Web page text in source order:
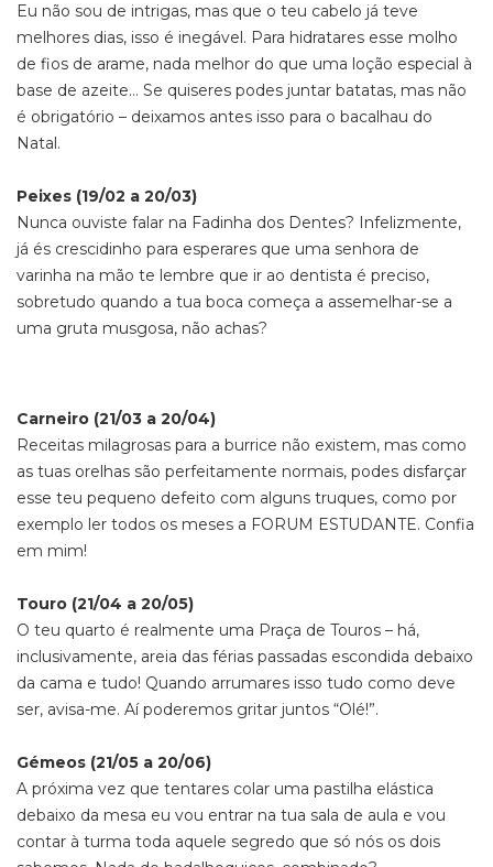
Eu não sou de intrigas, mas que o teu cabelo já teve
melhores dias, isso é inegável. Para hidratares esse molho
de fios de arame, nada melhor do que uma loção especial à
base de azeite… Se quiseres podes juntar batatas, mas não
é obrigatório – deixamos antes isso para o bacalhau do
Natal.
Peixes (19/02 a 20/03)
Nunca ouviste falar na Fadinha dos Dentes? Infelizmente,
já és crescidinho para esperares que uma senhora de
varinha na mão te lembre que ir ao dentista é preciso,
sobretudo quando a tua boca começa a assemelhar-se a
uma gruta musgosa, não achas?
Carneiro (21/03 a 20/04)
Receitas milagrosas para a burrice não existem, mas como
as tuas orelhas são perfeitamente normais, podes disfarçar
esse teu pequeno defeito com alguns truques, como por
exemplo ler todos os meses a FORUM ESTUDANTE. Confia
em mim!
Touro (21/04 a 20/05)
O teu quarto é realmente uma Praça de Touros – há,
inclusivamente, areia das férias passadas escondida debaixo
da cama e tudo! Quando arrumares isso tudo como deve
ser, avisa-me. Aí poderemos gritar juntos “Olé!”.
Gémeos (21/05 a 20/06)
A próxima vez que tentares colar uma pastilha elástica
debaixo da mesa eu vou entrar na tua sala de aula e vou
contar à turma toda aquele segredo que só nós os dois